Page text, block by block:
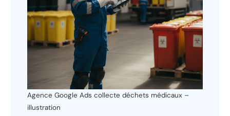
Agence Google Ads collecte déchets médicaux –
illustration